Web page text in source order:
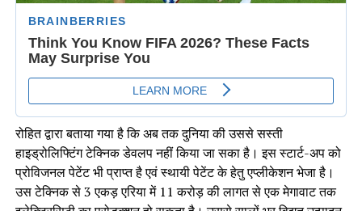
रोहित द्वारा बताया गया है कि अब तक दुनिया की उससे सस्ती
हाइड्रोलिफ्टिंग टेक्निक डेवलप नहीं किया जा सका है। इस स्टार्ट-अप को
प्रोविजनल पेटेंट भी प्राप्त है एवं स्थायी पेटेंट के हेतु एप्लीकेशन भेजा है।
उस टेक्निक से 3 एकड़ एरिया में 11 करोड़ की लागत से एक मेगावाट तक